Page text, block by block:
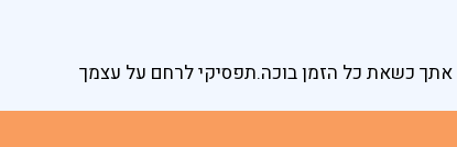
כשאת כל הזמן בוכה.תפסיקי לרחם על עצמך